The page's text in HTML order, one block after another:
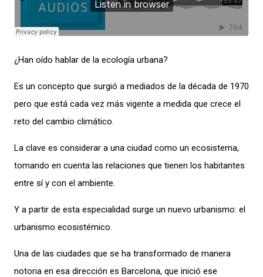
¿Han oído hablar de la ecología urbana?
Es un concepto que surgió a mediados de la década de 1970
pero que está cada vez más vigente a medida que crece el
reto del cambio climático.
La clave es considerar a una ciudad como un ecosistema,
tomando en cuenta las relaciones que tienen los habitantes
entre sí y con el ambiente.
Y a partir de esta especialidad surge un nuevo urbanismo: el
urbanismo ecosistémico.
Una de las ciudades que se ha transformado de manera
notoria en esa dirección es Barcelona, que inició ese